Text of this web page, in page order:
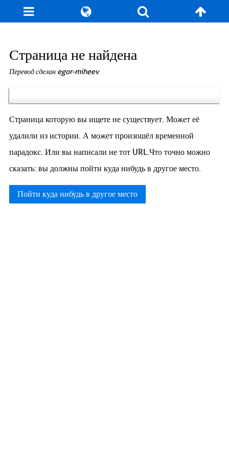
Страница не найдена
Перевод сделан egor-miheev
Страница которую вы ищете не существует. Может её
удалили из истории. А может произошёл временной
парадокс. Или вы написали не тот URL.Что точно можно
сказать: вы должны пойти куда нибудь в другое место.
Пойти куда нибудь в другое место